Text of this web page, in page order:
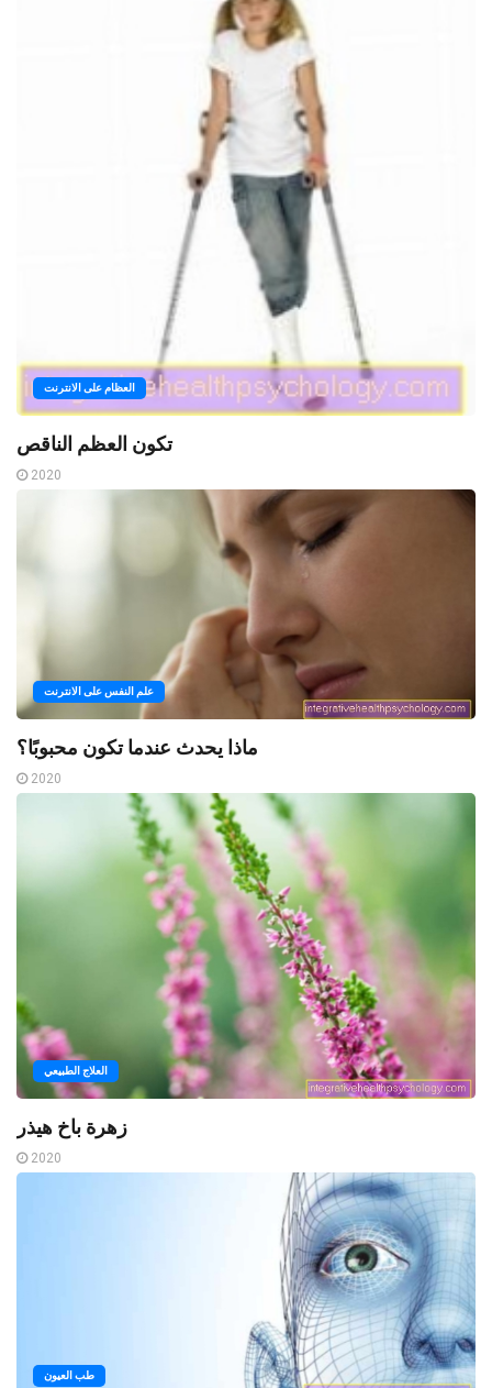
العظام على الانترنت
تكون العظم الناقص
2020
علم النفس على الانترنت
ماذا يحدث عندما تكون محبوبًا؟
2020
العلاج الطبيعي
زهرة باخ هيذر
2020
طب العيون